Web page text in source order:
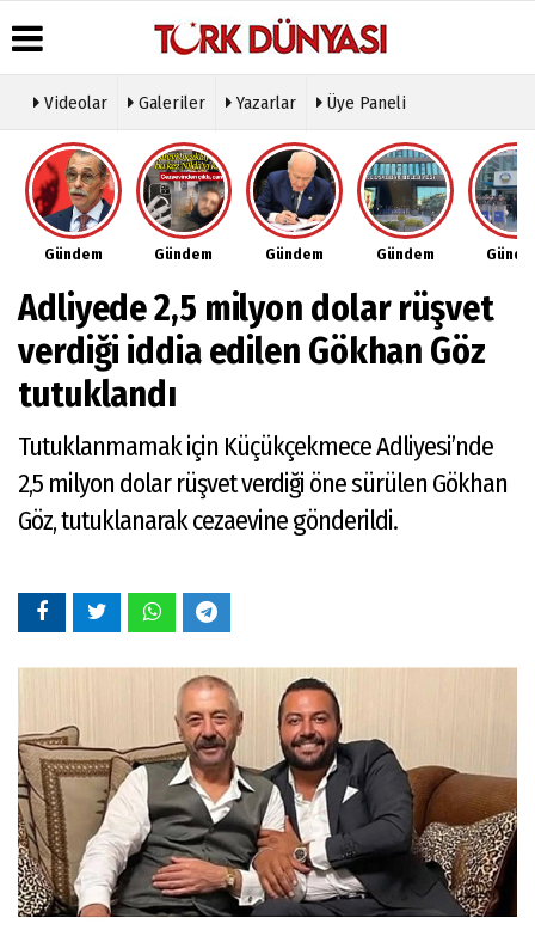
Üye Paneli
Haber
Arşivi
Gazete
Arşivi
Günün
Haberleri
Hava
Durumu
Gazete
Manşetleri
Anketler
Biyografiler
Köşe
Yazarları
Video
Galeri
Foto
Etkinlikler
Künye
İletişim
Çerez
Politikası
İlkeleri
Videolar Galeriler Yazarlar Üye Paneli
Gündem Gündem Gündem Gündem
Adliyede 2,5 milyon dolar rüşvet
verdiği iddia edilen Gökhan Göz
tutuklandı
Tutuklanmamak için Küçükçekmece Adliyesi’nde
2,5 milyon dolar rüşvet verdiği öne sürülen Gökhan
Göz, tutuklanarak cezaevine gönderildi.